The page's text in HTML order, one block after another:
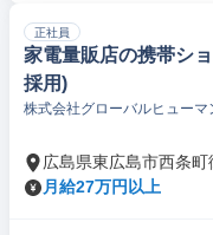
正社員
家電量販店の携帯シ
採用)
株式会社グローバルヒューマ
広島県東広島市西条町
月給27万円以上